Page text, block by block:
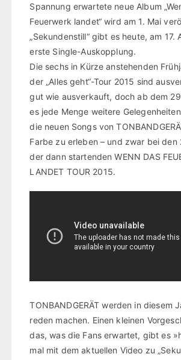
Spannung erwartete neue Album
Feuerwerk landet“ wird am 1. Mai
„Sekundenstill“ gibt es heute, am 17.
erste Single-Auskopplung.
Die sechs in Kürze anstehenden
der „Alles geht“-Tour 2015 sind
gut wie ausverkauft, doch ab dem
es jede Menge weitere
die neuen Songs von
Farbe zu erleben – und zwar bei den
der dann startenden WENN DAS
LANDET TOUR 2015.
TONBANDGERÄT werden in diesem
reden machen. Einen kleinen
das, was die Fans erwartet, gibt es
mal mit dem aktuellen Video zu